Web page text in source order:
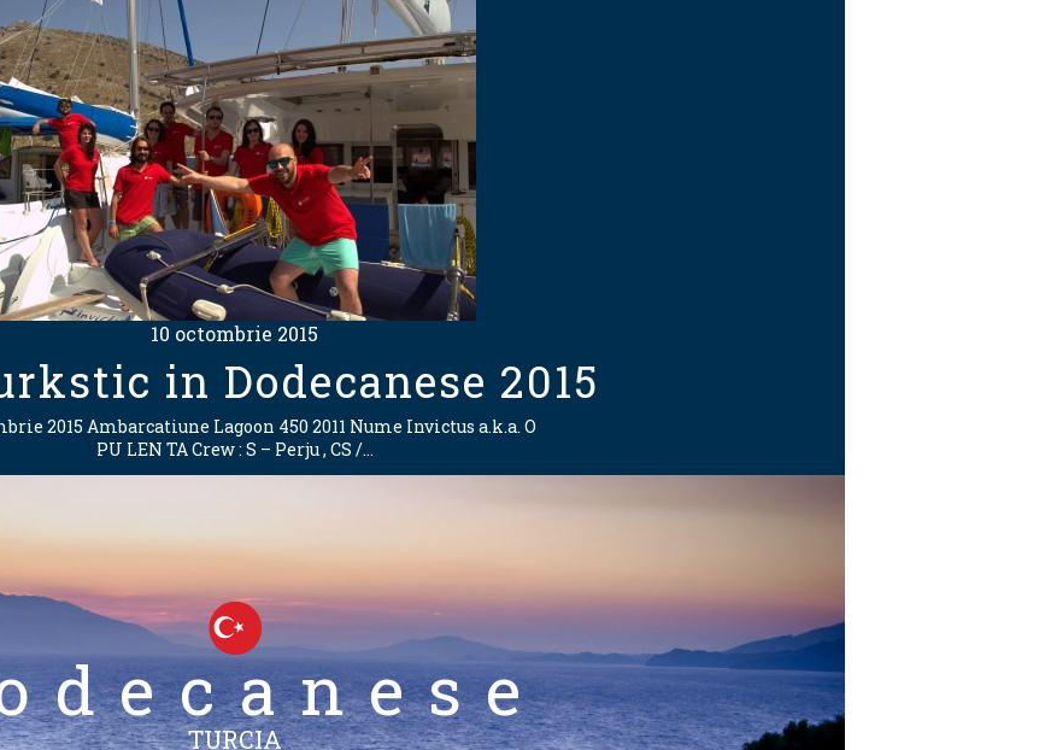
10 octombrie 2015
in Dodecanese 2015
2015 Ambarcatiune Lagoon 450 2011 Nume Invictus a.k.a. O
PU LEN TA Crew : S – Perju , CS /…
TURCIA